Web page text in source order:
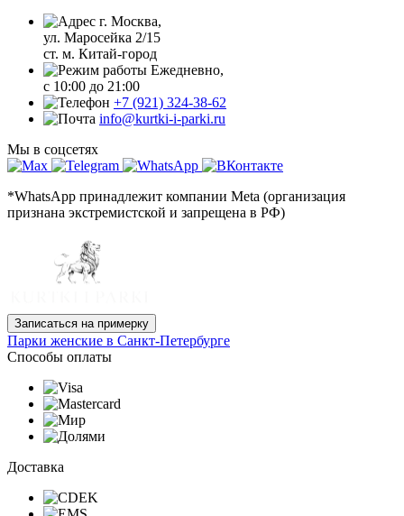
г. Москва,
ул. Маросейка 2/15
ст. м. Китай-город
Ежедневно,
с 10:00 до 21:00
+7 (921) 324-38-62
info@kurtki-i-parki.ru
Мы в соцсетях
*WhatsApp принадлежит компании Meta (организация
признана экстремистской и запрещена в РФ)
Записаться на примерку
Парки женские в Санкт-Петербурге
Способы оплаты
Доставка